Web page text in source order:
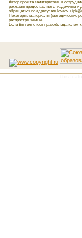
Автор проекта заинтересован в
рекламы предоставляется надёжным и
обращаться по адресу:
Некоторые материалы (методические
распространяемые.
Если Вы являетесь правообладателем